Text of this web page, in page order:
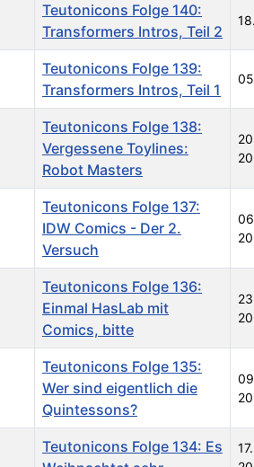
Teutonicons Folge 140:
Transformers Intros, Teil 2
Teutonicons Folge 139:
Transformers Intros, Teil 1
Teutonicons Folge 138:
Vergessene Toylines:
Robot Masters
Teutonicons Folge 137:
IDW Comics - Der 2.
Versuch
Teutonicons Folge 136:
Einmal HasLab mit
Comics, bitte
Teutonicons Folge 135:
Wer sind eigentlich die
Quintessons?
Teutonicons Folge 134: Es